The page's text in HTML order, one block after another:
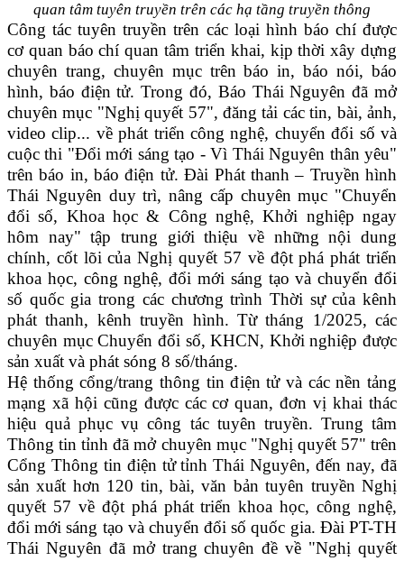
quan tâm tuyên truyền trên các hạ tầng truyền thông
Công tác tuyên truyền trên các loại hình báo chí được
cơ quan báo chí quan tâm triển khai, kịp thời xây dựng
chuyên trang, chuyên mục trên báo in, báo nói, báo
hình, báo điện tử. Trong đó, Báo Thái Nguyên đã mở
chuyên mục "Nghị quyết 57", đăng tải các tin, bài, ảnh,
video clip... về phát triển công nghệ, chuyển đổi số và
cuộc thi "Đổi mới sáng tạo - Vì Thái Nguyên thân yêu"
trên báo in, báo điện tử. Đài Phát thanh – Truyền hình
Thái Nguyên duy trì, nâng cấp chuyên mục "Chuyển
đổi số, Khoa học & Công nghệ, Khởi nghiệp ngay
hôm nay" tập trung giới thiệu về những nội dung
chính, cốt lõi của Nghị quyết 57 về đột phá phát triển
khoa học, công nghệ, đổi mới sáng tạo và chuyển đổi
số quốc gia trong các chương trình Thời sự của kênh
phát thanh, kênh truyền hình. Từ tháng 1/2025, các
chuyên mục Chuyển đổi số, KHCN, Khởi nghiệp được
sản xuất và phát sóng 8 số/tháng.
Hệ thống cổng/trang thông tin điện tử và các nền tảng
mạng xã hội cũng được các cơ quan, đơn vị khai thác
hiệu quả phục vụ công tác tuyên truyền. Trung tâm
Thông tin tỉnh đã mở chuyên mục "Nghị quyết 57" trên
Cổng Thông tin điện tử tỉnh Thái Nguyên, đến nay, đã
sản xuất hơn 120 tin, bài, văn bản tuyên truyền Nghị
quyết 57 về đột phá phát triển khoa học, công nghệ,
đổi mới sáng tạo và chuyển đổi số quốc gia. Đài PT-TH
Thái Nguyên đã mở trang chuyên đề về "Nghị quyết